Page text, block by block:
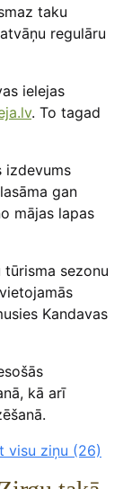
taku
regulāru
ielejas
. To tagad
izdevums
gan
mājas lapas
sezonu
Kandavas
kā arī
visu ziņu (26)